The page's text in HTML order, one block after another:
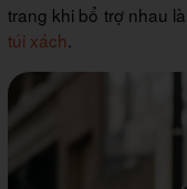
trang khi bổ trợ nhau
túi xách.